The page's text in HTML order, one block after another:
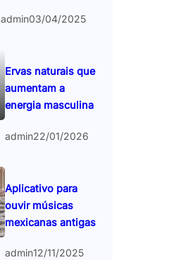
admin03/04/2025
Ervas naturais que
aumentam a
energia masculina
admin22/01/2026
Aplicativo para
ouvir músicas
mexicanas antigas
admin12/11/2025